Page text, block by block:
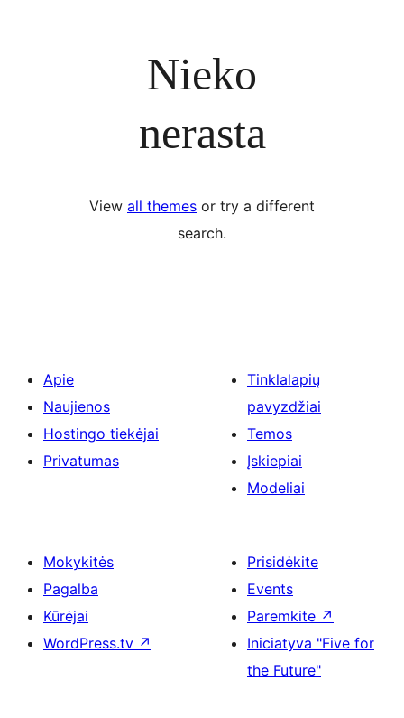
Nieko
nerasta
View all themes or try a different
search.
Apie
Naujienos
Hostingo tiekėjai
Privatumas
Tinklalapių
pavyzdžiai
Temos
Įskiepiai
Modeliai
Mokykitės
Pagalba
Kūrėjai
WordPress.tv ↗
Prisidėkite
Events
Paremkite ↗
Iniciatyva "Five for
the Future"